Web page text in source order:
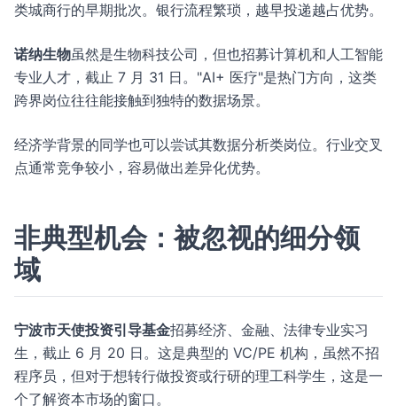
类城商行的早期批次。银行流程繁琐，越早投递越占优势。
诺纳生物虽然是生物科技公司，但也招募计算机和人工智能
专业人才，截止 7 月 31 日。"AI+ 医疗"是热门方向，这类
跨界岗位往往能接触到独特的数据场景。
经济学背景的同学也可以尝试其数据分析类岗位。行业交叉
点通常竞争较小，容易做出差异化优势。
非典型机会：被忽视的细分领
域
宁波市天使投资引导基金招募经济、金融、法律专业实习
生，截止 6 月 20 日。这是典型的 VC/PE 机构，虽然不招
程序员，但对于想转行做投资或行研的理工科学生，这是一
个了解资本市场的窗口。